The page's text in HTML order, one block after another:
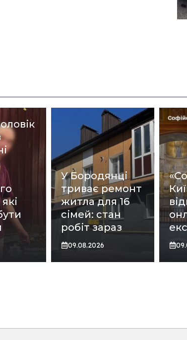
У Бородянці
триває ремонт
житла для 16
сімей: стан
робіт зараз
09.08.2026